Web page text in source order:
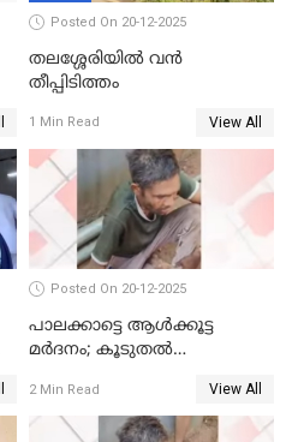
Posted On 20-12-2025
തലശ്ശേരിയിൽ വൻ
തീപ്പിടിത്തം
1 Min Read View All
Posted On 20-12-2025
പാലക്കാട്ടെ ആള്‍ക്കൂട്ട
മര്‍ദനം; കൂടുതല്‍
അംഗ സംഘമെന്ന് വിവരം
2 Min Read View All